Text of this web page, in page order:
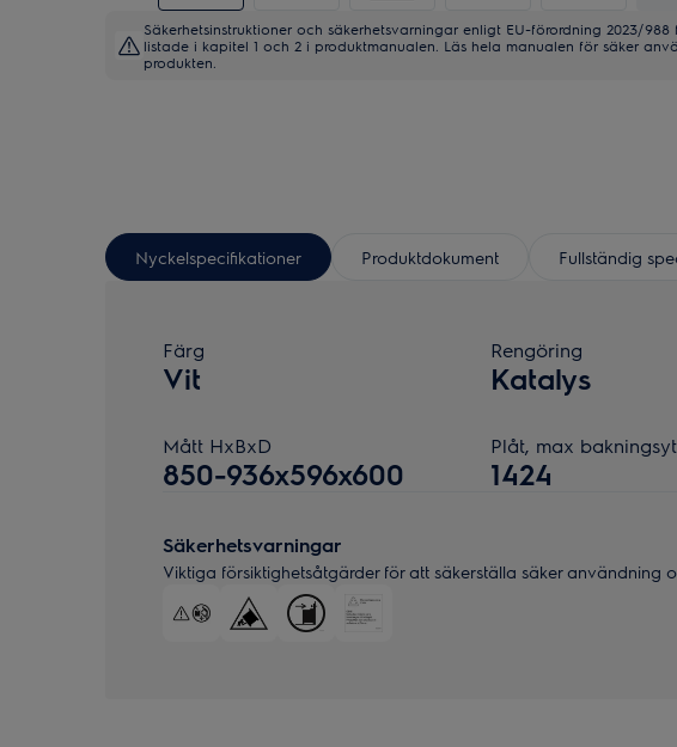
Säkerhetsinstruktioner och säkerhetsvarningar enligt EU-förordning 2023/988
listade i kapitel 1 och 2 i produktmanualen. Läs hela manualen för säker
produkten.
Nyckelspecifikationer Produktdokument Fullständig
Färg
Vit
Rengöring
Katalys
Mått HxBxD
850-936x596x600
Plåt, max
1424
Säkerhetsvarningar
Viktiga försiktighetsåtgärder för att säkerställa säker användning